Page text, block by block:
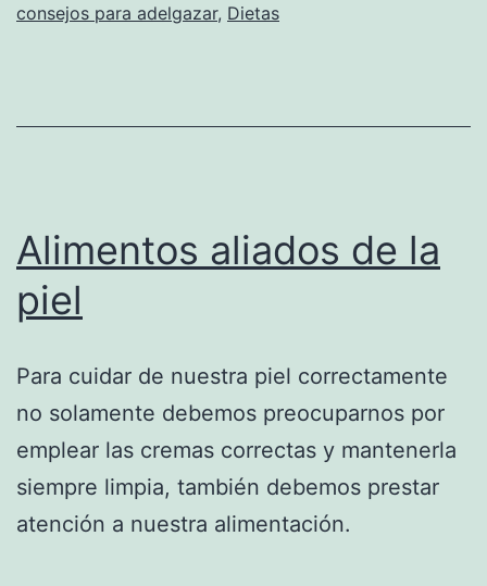
consejos para adelgazar, Dietas
Alimentos aliados de la
piel
Para cuidar de nuestra piel correctamente
no solamente debemos preocuparnos por
emplear las cremas correctas y mantenerla
siempre limpia, también debemos prestar
atención a nuestra alimentación.